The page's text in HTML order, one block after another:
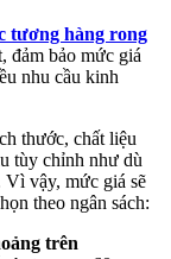
tương hàng rong
đảm bảo mức giá
nhu cầu kinh
thước, chất liệu
tùy chỉnh như dù
Vì vậy, mức giá sẽ
theo ngân sách:
trên